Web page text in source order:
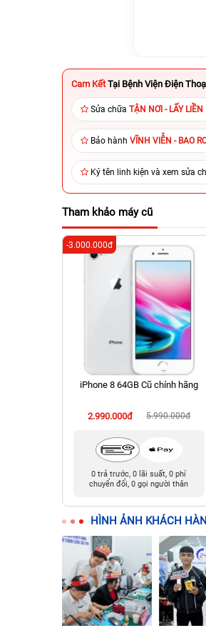
Cam Kết Tại Bệnh Viện Điện
Sửa chữa TẬN NƠI - LẤY LIỀN
Bảo hành VĨNH VIỄN - BAO
Ký tên linh kiện và xem sửa
Tham khảo máy cũ
iPhone 8 64GB Cũ chính hãng
2.990.000đ 5.990.000đ
-3.000.000đ
0 trả trước, 0 lãi suất, 0 phí
chuyển đổi, 0 gọi người thân
HÌNH ẢNH KHÁCH